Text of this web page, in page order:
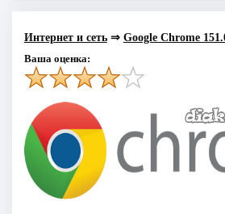
Интернет и сеть⇒ Google Chrome
Ваша оценка: